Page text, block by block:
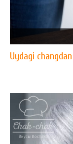
Uydagi